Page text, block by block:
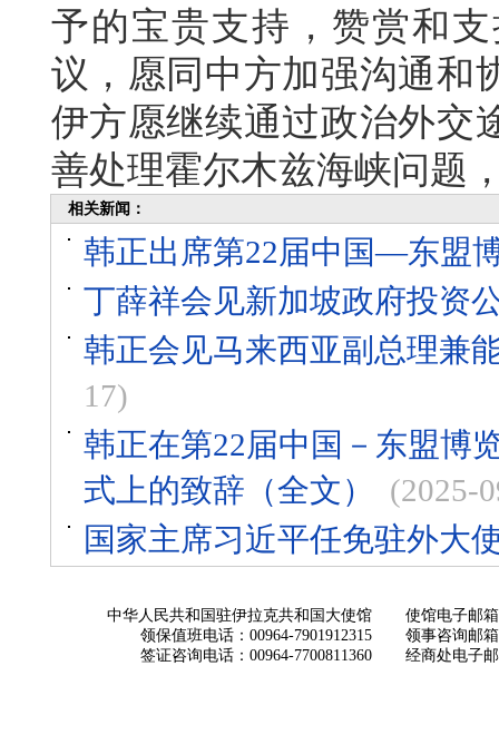
予的宝贵支持，赞赏和
议，愿同中方加强沟通和
伊方愿继续通过政治外交
善处理霍尔木兹海峡问题
相关新闻：
韩正出席第22届中国—东盟
丁薛祥会见新加坡政府投资
韩正会见马来西亚副总理兼
17)
韩正在第22届中国－东盟博
式上的致辞（全文）
(2025-
国家主席习近平任免驻外大
中华人民共和国驻伊拉克共和国大使馆
领保值班电话：00964-7901912315
签证咨询电话：00964-7700811360
使馆电子邮箱
领事咨询邮箱
经商处电子